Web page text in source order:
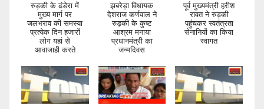
रुड़की के ढंडेरा में
मुख्य मार्ग पर
जलभराव की समस्या
प्रत्येक दिन हजारों
लोग यहां से
आवाजाही करते
झबरेड़ा विधायक
देशराज कर्णवाल ने
रुड़की के कुष्ट
आश्रम मनाया
प्रधानमंत्री का
जन्मदिवस
पूर्व मुख्यमंत्री हरीश
रावत ने रुड़की
पहुंचकर स्वतंत्रता
सेनानियों का किया
स्वागत